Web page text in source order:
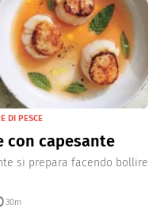
DI PESCE
con capesante
si prepara facendo bollire
30m